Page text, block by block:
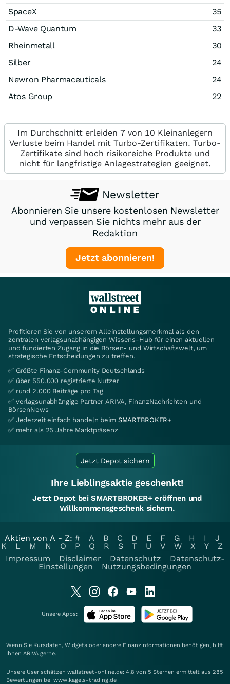
SpaceX
35
D-Wave Quantum
33
Rheinmetall
30
Silber
24
Newron Pharmaceuticals
24
Atos Group
22
Im Durchschnitt erleiden 7 von 10 Kleinanlegern
Verluste beim Handel mit Turbo-Zertifikaten. Turbo-
Zertifikate sind hoch risikoreiche Produkte und
nicht für langfristige Anlagestrategien geeignet.
Newsletter
Abonnieren Sie unsere kostenlosen Newsletter
und verpassen Sie nichts mehr aus der
Redaktion
Jetzt abonnieren!
Profitieren Sie von unserem Alleinstellungsmerkmal als den
zentralen verlagsunabhängigen Wissens-Hub für einen aktuellen
und fundierten Zugang in die Börsen- und Wirtschaftswelt, um
strategische Entscheidungen zu treffen.
✅ Größte Finanz-Community Deutschlands
✅ über 550.000 registrierte Nutzer
✅ rund 2.000 Beiträge pro Tag
✅ verlagsunabhängige Partner ARIVA, FinanzNachrichten und
BörsenNews
✅ Jederzeit einfach handeln beim SMARTBROKER+
✅ mehr als 25 Jahre Marktpräsenz
Jetzt Depot sichern
Ihre Lieblingsaktie geschenkt!
Jetzt Depot bei SMARTBROKER+ eröffnen und
Willkommensgeschenk sichern.
Aktien von A - Z: # A B C D E F G H I
J
K
L M N O P Q R S T U V W X Y
Z
Impressum
Disclaimer Datenschutz
Datenschutz-
Einstellungen
Nutzungsbedingungen
Unsere Apps:
Wenn Sie Kursdaten, Widgets oder andere Finanzinformationen benötigen, hilft
Ihnen ARIVA gerne.
Unsere User schätzen wallstreet-online.de: 4.8 von 5 Sternen ermittelt aus 285
Bewertungen bei www.kagels-trading.de